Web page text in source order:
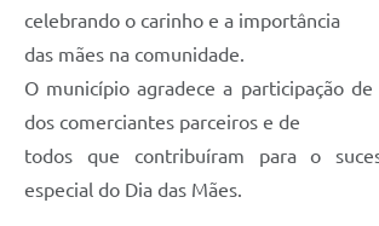
celebrando o carinho e a importância
das mães na comunidade.
O município agradece a participação de
dos comerciantes parceiros e de
todos que contribuíram para o
especial do Dia das Mães.